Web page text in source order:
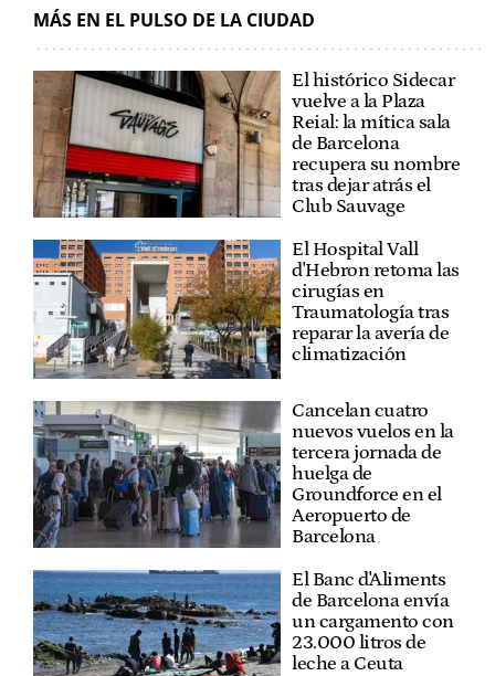
MÁS EN EL PULSO DE LA CIUDAD
El histórico Sidecar
vuelve a la Plaza
Reial: la mítica sala
de Barcelona
recupera su nombre
tras dejar atrás el
Club Sauvage
El Hospital Vall
d'Hebron retoma las
cirugías en
Traumatología tras
reparar la avería de
climatización
Cancelan cuatro
nuevos vuelos en la
tercera jornada de
huelga de
Groundforce en el
Aeropuerto de
Barcelona
El Banc d'Aliments
de Barcelona envía
un cargamento con
23.000 litros de
leche a Ceuta